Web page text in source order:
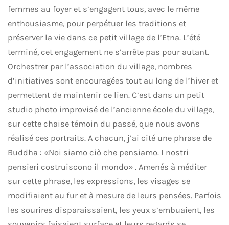
femmes au foyer et s’engagent tous, avec le même
enthousiasme, pour perpétuer les traditions et
préserver la vie dans ce petit village de l’Etna. L’été
terminé, cet engagement ne s’arrête pas pour autant.
Orchestrer par l’association du village, nombres
d’initiatives sont encouragées tout au long de l’hiver et
permettent de maintenir ce lien. C’est dans un petit
studio photo improvisé de l’ancienne école du village,
sur cette chaise témoin du passé, que nous avons
réalisé ces portraits. A chacun, j’ai cité une phrase de
Buddha : «Noi siamo ciò che pensiamo. I nostri
pensieri costruiscono il mondo» . Amenés à méditer
sur cette phrase, les expressions, les visages se
modifiaient au fur et à mesure de leurs pensées. Parfois
les sourires disparaissaient, les yeux s’embuaient, les